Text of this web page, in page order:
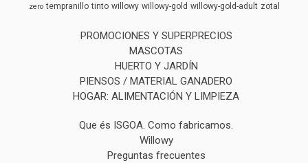
zero tempranillo tinto willowy willowy-gold willowy-gold-adult zotal
PROMOCIONES Y SUPERPRECIOS
MASCOTAS
HUERTO Y JARDÍN
PIENSOS / MATERIAL GANADERO
HOGAR: ALIMENTACIÓN Y LIMPIEZA
Que és ISGOA. Como fabricamos.
Willowy
Preguntas frecuentes